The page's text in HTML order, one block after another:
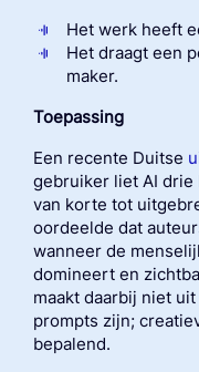
Het werk heeft
Het draagt een
maker.
Toepassing
Een recente Duitse
gebruiker liet AI drie
van korte tot
oordeelde dat
wanneer de
domineert en
maakt daarbij niet
prompts zijn;
bepalend.